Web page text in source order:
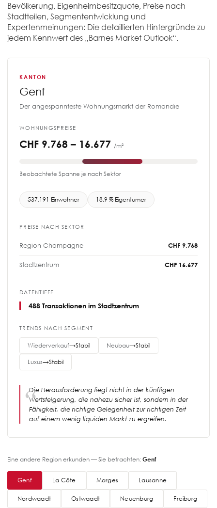
Bevölkerung, Eigenheimbesitzquote, Preise nach
Stadtteilen, Segmententwicklung und
Expertenmeinungen: Die detaillierten Hintergründe zu
jedem Kennwert des „Barnes Market Outlook“.
KANTON
Genf
Der angespannteste Wohnungsmarkt der Romandie
WOHNUNGSPREISE
CHF 9.768 – 16.677 /m²
Beobachtete Spanne je nach Sektor
537.191 Einwohner 18,9 % Eigentümer
PREISE NACH SEKTOR
Region Champagne CHF 9.768
Stadtzentrum CHF 16.677
DATENTIEFE
488 Transaktionen im Stadtzentrum
TRENDS NACH SEGMENT
Wiederverkauf→Stabil Neubau→Stabil
Luxus→Stabil
Die Herausforderung liegt nicht in der künftigen
Wertsteigerung, die nahezu sicher ist, sondern in der
Fähigkeit, die richtige Gelegenheit zur richtigen Zeit
auf einem wenig liquiden Markt zu ergreifen.
Eine andere Region erkunden — Sie betrachten:Genf
Genf La Côte Morges Lausanne
Nordwaadt Ostwaadt Neuenburg Freiburg